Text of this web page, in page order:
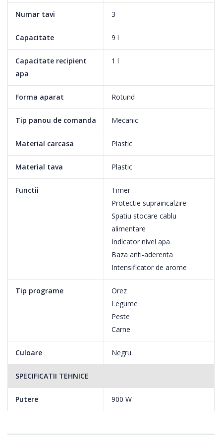
Cronometru cu setare perfecta
multe altele.
Numar tavi 3
Capacitate 9 l
Capacitate recipient
apa
1 l
Forma aparat Rotund
Tip panou de comanda Mecanic
Material carcasa Plastic
Material tava Plastic
Functii
Timer
Protectie supraincalzire
Spatiu stocare cablu
alimentare
Indicator nivel apa
Baza anti-aderenta
Intensificator de arome
Tip programe
Orez
Legume
Peste
Carne
Culoare Negru
SPECIFICATII TEHNICE
Putere 900 W